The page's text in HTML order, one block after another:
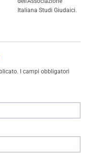
Italiana Studi Giudaici.
I campi obbligatori